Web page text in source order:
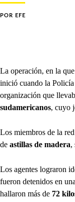
POR EFE
La operación, en la
inició cuando la
organización que
sudamericanos, cuyo
Los miembros de la
de astillas de madera,
Los agentes lograron
fueron detenidos en
hallaron más de 72